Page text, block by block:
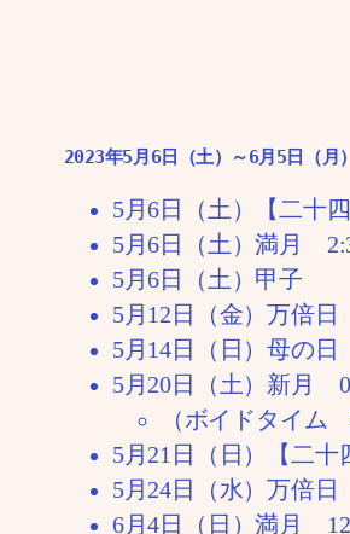
2023年5月6日（土）～6月5日（月）
5月6日（土）【二十
5月6日（土）満月
5月6日（土）甲子
5月12日（金）万倍日
5月14日（日）母の日
5月20日（土）新月
（ボイドタイム
5月21日（日）【二十
5月24日（水）万倍日
6月4日（日）満月